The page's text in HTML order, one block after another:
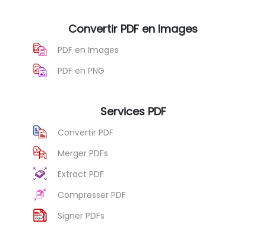
Convertir PDF en Images
PDF en Images
PDF en PNG
Services PDF
Convertir PDF
Merger PDFs
Extract PDF
Compresser PDF
Signer PDFs